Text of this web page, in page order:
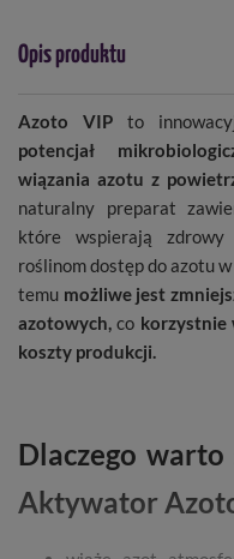
Opis produktu
Azoto VIP to
potencjał
wiązania azotu z
naturalny preparat
które wspierają zdrowy
roślinom dostęp do azotu
temu możliwe jest
azotowych, co korzystnie
koszty produkcji.
Dlaczego
Aktywator